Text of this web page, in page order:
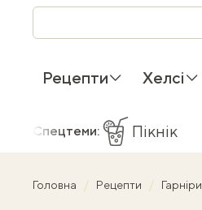
Рецепти Хелсі
Спецтеми: Пікнік
Головна Рецепти Гарніри